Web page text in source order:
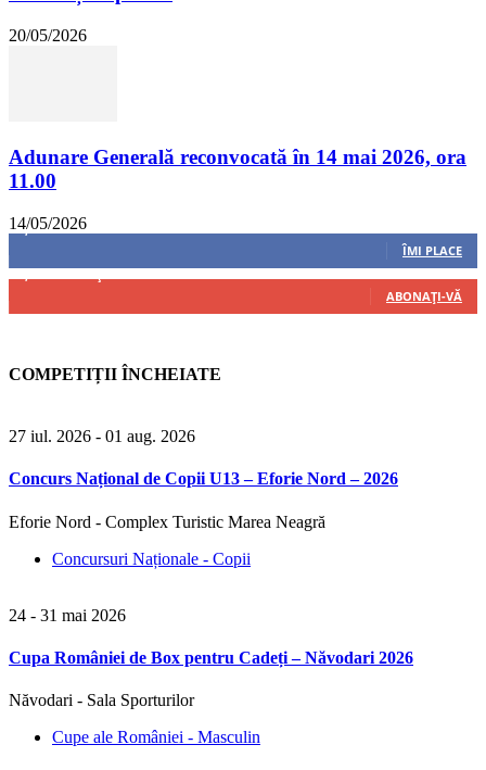
20/05/2026
Adunare Generală reconvocată în 14 mai 2026, ora
11.00
14/05/2026
8,237 Fani
ÎMI PLACE
ABONAȚI-VĂ
COMPETIȚII ÎNCHEIATE
27 iul. 2026 - 01 aug. 2026
Concurs Național de Copii U13 – Eforie Nord – 2026
Eforie Nord - Complex Turistic Marea Neagră
Concursuri Naționale - Copii
24 - 31 mai 2026
Cupa României de Box pentru Cadeți – Năvodari 2026
Năvodari - Sala Sporturilor
Cupe ale României - Masculin